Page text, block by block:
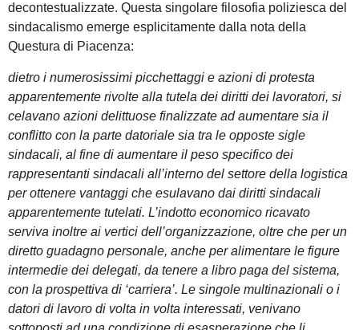
decontestualizzate. Questa singolare filosofia poliziesca del
sindacalismo emerge esplicitamente dalla nota della
Questura di Piacenza:
dietro i numerosissimi picchettaggi e azioni di protesta
apparentemente rivolte alla tutela dei diritti dei lavoratori, si
celavano azioni delittuose finalizzate ad aumentare sia il
conflitto con la parte datoriale sia tra le opposte sigle
sindacali, al fine di aumentare il peso specifico dei
rappresentanti sindacali all’interno del settore della logistica
per ottenere vantaggi che esulavano dai diritti sindacali
apparentemente tutelati. L’indotto economico ricavato
serviva inoltre ai vertici dell’organizzazione, oltre che per un
diretto guadagno personale, anche per alimentare le figure
intermedie dei delegati, da tenere a libro paga del sistema,
con la prospettiva di ‘carriera’. Le singole multinazionali o i
datori di lavoro di volta in volta interessati, venivano